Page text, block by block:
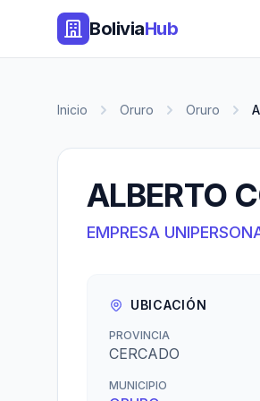
BoliviaHub
Inicio Oruro Oruro
ALBERTO
EMPRESA
UBICACIÓN
PROVINCIA
CERCADO
MUNICIPIO